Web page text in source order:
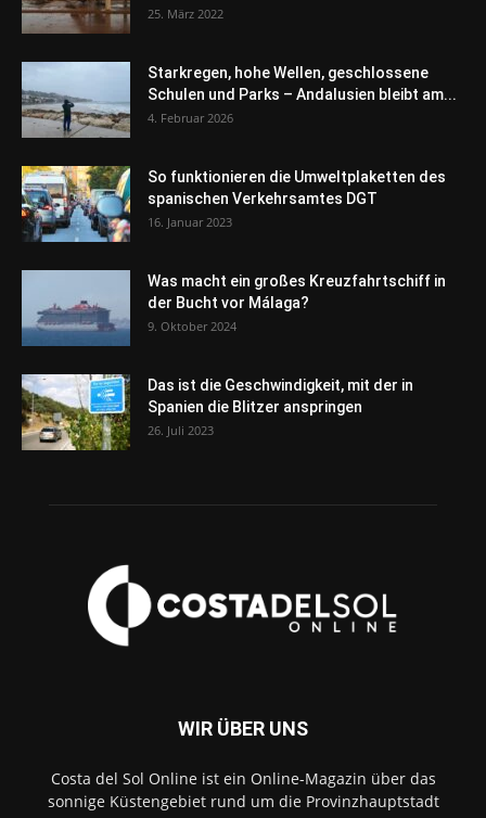
25. März 2022
Starkregen, hohe Wellen, geschlossene
Schulen und Parks – Andalusien bleibt am...
4. Februar 2026
So funktionieren die Umweltplaketten des
spanischen Verkehrsamtes DGT
16. Januar 2023
Was macht ein großes Kreuzfahrtschiff in
der Bucht vor Málaga?
9. Oktober 2024
Das ist die Geschwindigkeit, mit der in
Spanien die Blitzer anspringen
26. Juli 2023
WIR ÜBER UNS
Costa del Sol Online ist ein Online-Magazin über das
sonnige Küstengebiet rund um die Provinzhauptstadt